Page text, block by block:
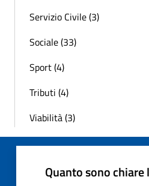
Servizio Civile (3)
Sociale (33)
Sport (4)
Tributi (4)
Viabilità (3)
Quanto sono